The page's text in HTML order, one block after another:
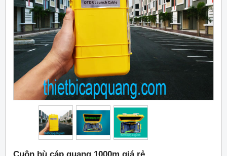
Cuộn bù cáp quang 1000m giá rẻ